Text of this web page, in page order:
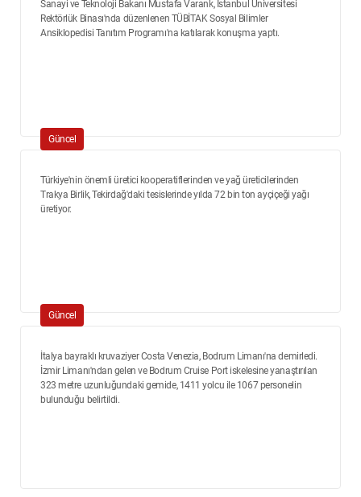
Sanayi ve Teknoloji Bakanı Mustafa Varank, İstanbul Üniversitesi
Rektörlük Binası'nda düzenlenen TÜBİTAK Sosyal Bilimler
Ansiklopedisi Tanıtım Programı'na katılarak konuşma yaptı.
Güncel
Türkiye'nin önemli üretici kooperatiflerinden ve yağ üreticilerinden
Trakya Birlik, Tekirdağ'daki tesislerinde yılda 72 bin ton ayçiçeği yağı
üretiyor.
Güncel
İtalya bayraklı kruvaziyer Costa Venezia, Bodrum Limanı'na demirledi.
İzmir Limanı'ndan gelen ve Bodrum Cruise Port iskelesine yanaştırılan
323 metre uzunluğundaki gemide, 1411 yolcu ile 1067 personelin
bulunduğu belirtildi.